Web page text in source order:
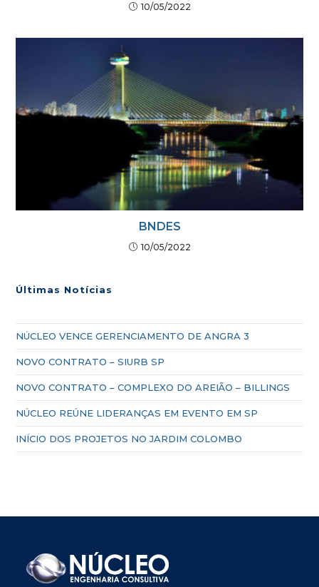
10/05/2022
BNDES
10/05/2022
Últimas Notícias
NÚCLEO VENCE GERENCIAMENTO DE ANGRA 3
NOVO CONTRATO – SIURB SP
NOVO CONTRATO – COMPLEXO DO AREIÃO – BILLINGS
NÚCLEO REÚNE LIDERANÇAS EM EVENTO EM SP
INÍCIO DOS PROJETOS NO JARDIM COLOMBO